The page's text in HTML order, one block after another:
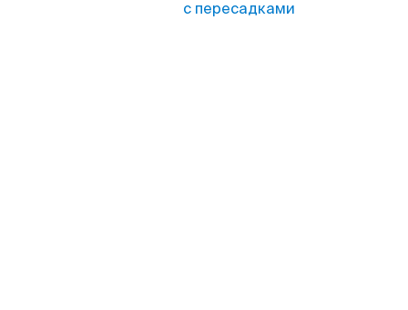
с пересадками